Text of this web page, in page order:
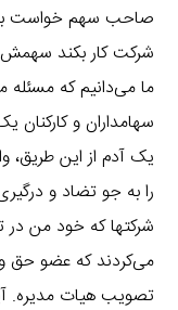
صاحب سهم خواست
شرکت کار بکند سهمش
ما می‌دانیم که
سهامداران و
یک آدم از این طریق،
را به جو تضاد و
شرکتها که خود من در
می‌کردند که عضو حق
تصویب هیات مدیره.